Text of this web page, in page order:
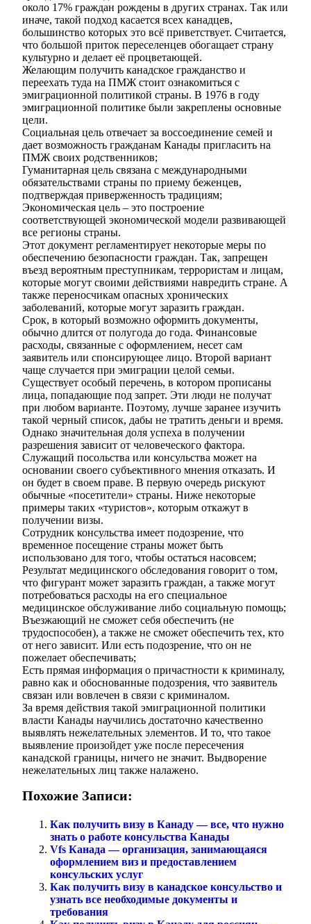
около 17% граждан рождены в других странах. Так или
иначе, такой подход касается всех канадцев,
большинство которых это всё приветствует. Считается,
что большой приток переселенцев обогащает страну
культурно и делает её процветающей.
Желающим получить канадское гражданство и
переехать туда на ПМЖ стоит ознакомиться с
эмиграционной политикой страны. В 1976 в году
эмиграционной политике были закреплены основные
цели.
Социальная цель отвечает за воссоединение семей и
дает возможность гражданам Канады пригласить на
ПМЖ своих родственников;
Гуманитарная цель связана с международными
обязательствами страны по приему беженцев,
подтверждая приверженность традициям;
Экономическая цель – это построение
соответствующей экономической модели развивающей
все регионы страны.
Этот документ регламентирует некоторые меры по
обеспечению безопасности граждан. Так, запрещен
въезд вероятным преступникам, террористам и лицам,
которые могут своими действиями навредить стране. А
также переносчикам опасных хронических
заболеваний, которые могут заразить граждан.
Срок, в который возможно оформить документы,
обычно длится от полугода до года. Финансовые
расходы, связанные с оформлением, несет сам
заявитель или спонсирующее лицо. Второй вариант
чаще случается при эмиграции целой семьи.
Существует особый перечень, в котором прописаны
лица, попадающие под запрет. Эти люди не получат
при любом варианте. Поэтому, лучше заранее изучить
такой черный список, дабы не тратить деньги и время.
Однако значительная доля успеха в получении
разрешения зависит от человеческого фактора.
Служащий посольства или консульства может на
основании своего субъективного мнения отказать. И
он будет в своем праве. В первую очередь рискуют
обычные «посетители» страны. Ниже некоторые
примеры таких «туристов», которым откажут в
получении визы.
Сотрудник консульства имеет подозрение, что
временное посещение страны может быть
использовано для того, чтобы остаться насовсем;
Результат медицинского обследования говорит о том,
что фигурант может заразить граждан, а также могут
потребоваться расходы на его специальное
медицинское обслуживание либо социальную помощь;
Въезжающий не сможет себя обеспечить (не
трудоспособен), а также не сможет обеспечить тех, кто
от него зависит. Или есть подозрение, что он не
пожелает обеспечивать;
Есть прямая информация о причастности к криминалу,
равно как и обоснованные подозрения, что заявитель
связан или вовлечен в связи с криминалом.
За время действия такой эмиграционной политики
власти Канады научились достаточно качественно
выявлять нежелательных элементов. И то, что такое
выявление произойдет уже после пересечения
канадской границы, ничего не значит. Выдворение
нежелательных лиц также налажено.
Похожие Записи:
Как получить визу в Канаду — все, что нужно
знать о работе консульства Канады
Vfs Канада — организация, занимающаяся
оформлением виз и предоставлением
консульских услуг
Как получить визу в канадское консульство и
узнать все необходимые документы и
требования